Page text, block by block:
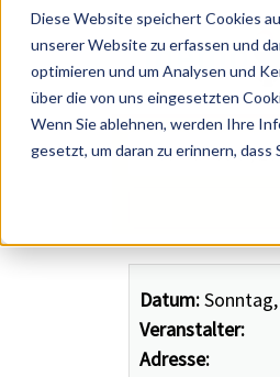
Diese Website speichert Cookies
unserer Website zu erfassen und
optimieren und um Analysen und
über die von uns eingesetzten
Wenn Sie ablehnen, werden Ihre
gesetzt, um daran zu erinnern,
Datum:
Veranstalter:
Adresse:
Künstler, Zelte, Bands, Catering,